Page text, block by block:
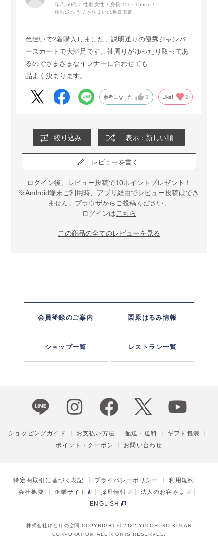
年代:60代 性別:女性 身長:151～155cm
体型: ふつう お住まいの地域:関東
色違いで2着購入しました。説明通りの優秀ジャンバ
ースカートで大満足です。袖周りがゆったり取ってあ
るのでさまざまなインナーに合わせても
品よく決まります。
参考になった 3 Like! 2
絞り込み 表示：新しい順
レビューを書く
ログイン後、レビュー投稿で10ポイントプレゼント！
※Android端末ご利用時、アプリ経由でレビュー投稿はでき
ません。ブラウザからご投稿ください。
ログインはこちら
この商品の全てのレビューを見る
会員登録のご案内 栗原はるみ情報
ショップ一覧 レストラン一覧
ショッピングガイド お支払い方法 配送・送料
ギフト包装
ポイント・クーポン
お問い合わせ
特定商取引に基づく表記 プライバシーポリシー
利用規約
会社概要
企業サイト 採用情報
法人のお客さま
ENGLISH
株式会社ゆとりの空間 COPYRIGHT © 2022 YUTORI NO KUKAN
CORPORATION, ALL RIGHTS RESERVED.